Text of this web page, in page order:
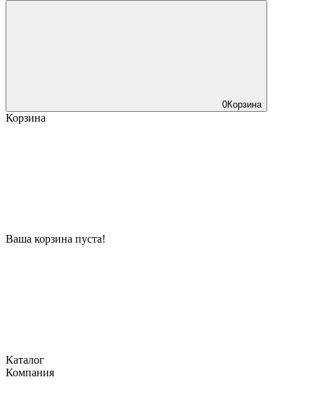
0Корзина
Корзина
Ваша корзина пуста!
Каталог
Компания